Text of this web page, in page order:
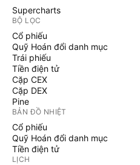
Supercharts
BỘ LỌC
Cổ phiếu
Quỹ Hoán đổi danh mục
Trái phiếu
Tiền điện tử
Cặp CEX
Cặp DEX
Pine
BẢN ĐỒ NHIỆT
Cổ phiếu
Quỹ Hoán đổi danh mục
Tiền điện tử
LỊCH